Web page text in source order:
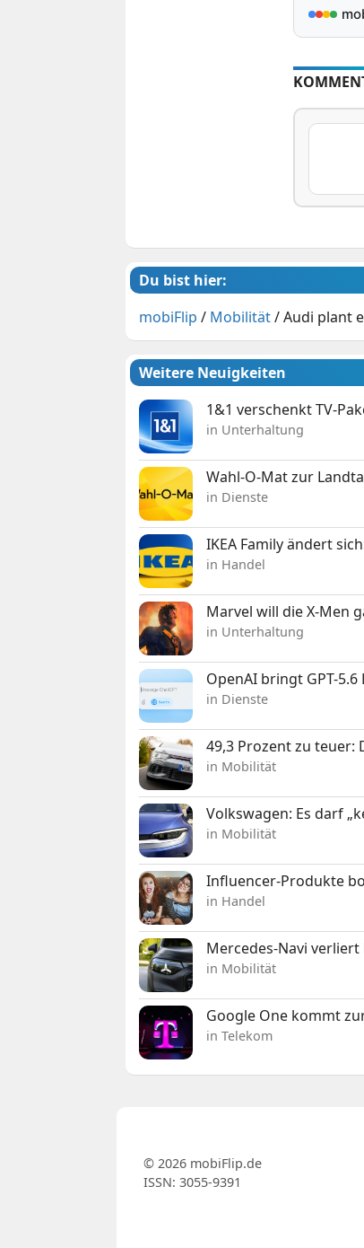
Du bist hier:
mobiFlip / Mobilität/Audi plant
Weitere Neuigkeiten
1&1 verschenkt TV-
in Unterhaltung
Wahl-O-Mat zur
in Dienste
IKEA Family ändert
in Handel
Marvel will die X-Men
in Unterhaltung
OpenAI bringt GPT-
in Dienste
49,3 Prozent zu teuer:
in Mobilität
Volkswagen: Es darf
in Mobilität
Influencer-Produkte
in Handel
Mercedes-Navi
in Mobilität
Google One kommt
in Telekom
© 2026 mobiFlip.de
ISSN: 3055-9391